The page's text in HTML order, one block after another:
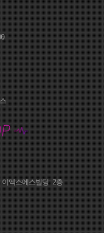
엑스에스빌딩 2층